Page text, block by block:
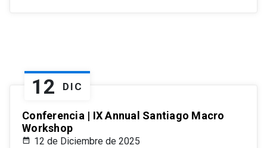
12 DIC
Conferencia | IX Annual Santiago Macro
Workshop
12 de Diciembre de 2025